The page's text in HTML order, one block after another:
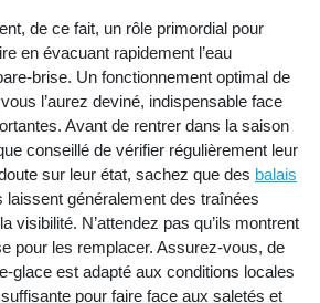
de ce fait, un rôle primordial pour
en évacuant rapidement l’eau
brise. Un fonctionnement optimal de
l’aurez deviné, indispensable face
Avant de rentrer dans la saison
conseillé de vérifier régulièrement leur
sur leur état, sachez que des balais
laissent généralement des traînées
visibilité. N’attendez pas qu’ils montrent
pour les remplacer. Assurez-vous, de
glace est adapté aux conditions locales
pour faire face aux saletés et